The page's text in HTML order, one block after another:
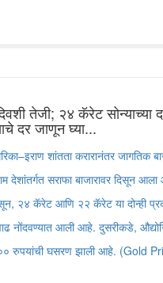
तेजी; २४ कॅरेट सोन्याच्या
दर जाणून घ्या...
शांतता करारानंतर जागतिक
देशांतर्गत सराफा बाजारावर दिसून
२४ कॅरेट आणि २२ कॅरेट या दोन्ही
नोंदवण्यात आली आहे. दुसरीकडे,
१०० रुपयांची घसरण झाली आहे. (Gold